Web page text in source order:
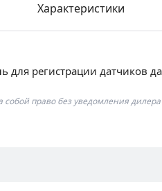
Характеристики
для регистрации датчиков
собой право без уведомления